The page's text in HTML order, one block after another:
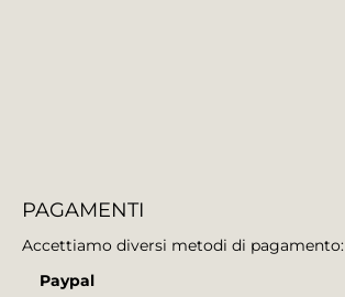
PAGAMENTI
Accettiamo diversi metodi di pagamento:
Paypal